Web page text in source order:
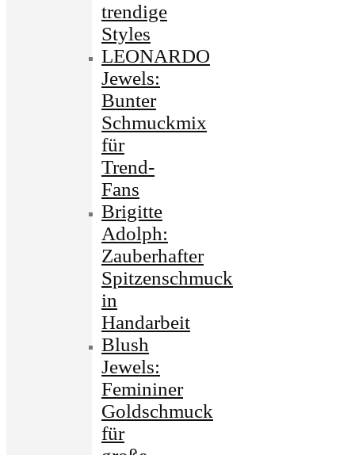
trendige
Styles
LEONARDO
Jewels:
Bunter
Schmuckmix
für
Trend-
Fans
Brigitte
Adolph:
Zauberhafter
Spitzenschmuck
in
Handarbeit
Blush
Jewels:
Femininer
Goldschmuck
für